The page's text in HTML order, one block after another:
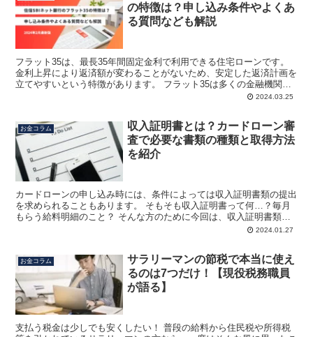
の特徴は？申し込み条件やよくあ
る質問なども解説
フラット35は、最長35年間固定金利で利用できる住宅ローンです。
金利上昇により返済額が変わることがないため、安定した返済計画を
立てやすいという特徴があります。 フラット35は多くの金融機関で
2024.03.25
お金コラム
収入証明書とは？カードローン審
査で必要な書類の種類と取得方法
を紹介
カードローンの申し込み時には、条件によっては収入証明書類の提出
を求められることもあります。 そもそも収入証明書って何…？毎月
もらう給料明細のこと？ そんな方のために今回は、収入証明書類と
はどの書類を指すもので、どこでもらうことができるのかな...2024.01.27
お金コラム
サラリーマンの節税で本当に使え
るのは7つだけ！【現役税務職員
が語る】
支払う税金は少しでも安くしたい！ 普段の給料から住民税や所得税